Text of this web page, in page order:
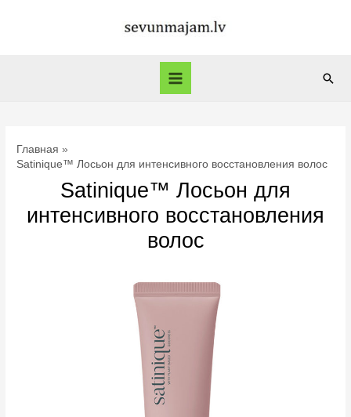
Main
Главная
Satinique™ Лосьон для интенсивного восстановления волос
Satinique™ Лосьон для
интенсивного восстановления
волос